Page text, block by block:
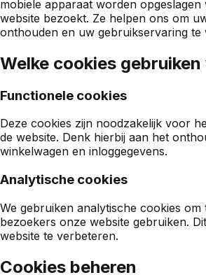
mobiele apparaat worden
website bezoekt. Ze helpen ons om
onthouden en uw gebruikservaring te
Welke cookies gebruiken
Functionele cookies
Deze cookies zijn noodzakelijk voor
de website. Denk hierbij aan het
winkelwagen en inloggegevens.
Analytische cookies
We gebruiken analytische cookies om
bezoekers onze website gebruiken.
website te verbeteren.
Cookies beheren